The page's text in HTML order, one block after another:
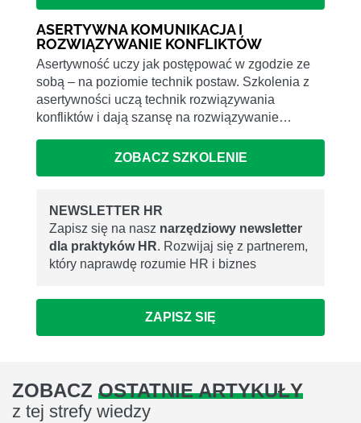
ASERTYWNA KOMUNIKACJA I
ROZWIĄZYWANIE KONFLIKTÓW
Asertywność uczy jak postępować w zgodzie ze
sobą – na poziomie technik postaw. Szkolenia z
asertywności uczą technik rozwiązywania
konfliktów i dają szansę na rozwiązywanie…
ZOBACZ SZKOLENIE
NEWSLETTER HR
Zapisz się na nasz narzędziowy newsletter
dla praktyków HR. Rozwijaj się z partnerem,
który naprawdę rozumie HR i biznes
ZAPISZ SIĘ
ZOBACZ OSTATNIE ARTYKUŁY
z tej strefy wiedzy